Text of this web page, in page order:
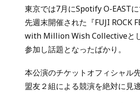
東京では7月にSpotify O-EAST
先週末開催された『FUJI ROCK
with Million Wish Collectiveと
参加し話題となったばかり。
本公演のチケットオフィシャル
盟友２組による競演を絶対に見